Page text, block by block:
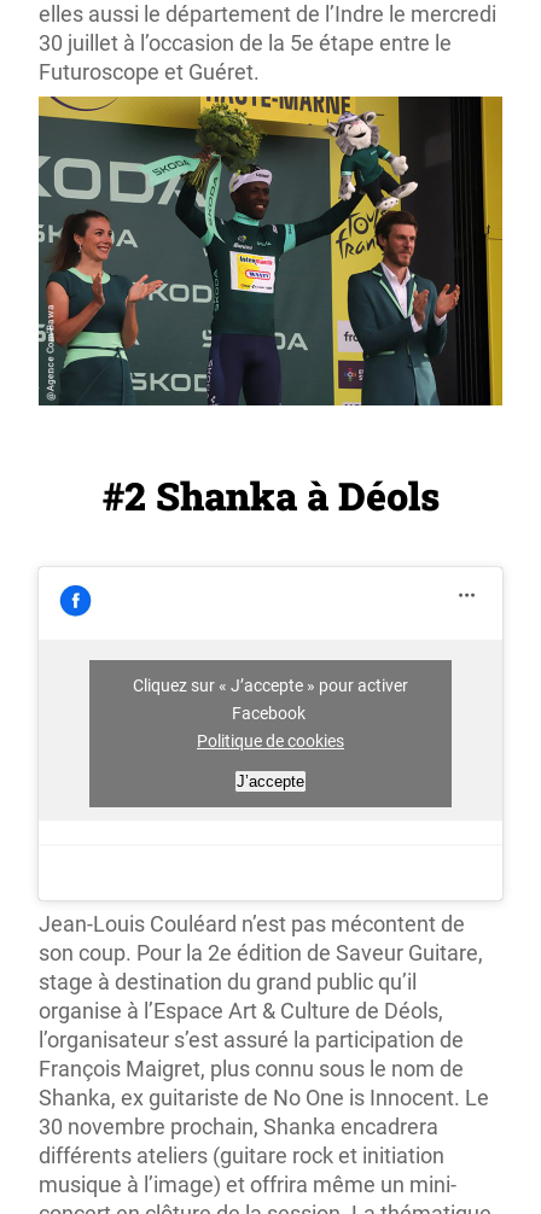
elles aussi le département de l’Indre le mercredi
30 juillet à l’occasion de la 5e étape entre le
Futuroscope et Guéret.
#2 Shanka à Déols
Cliquez sur « J’accepte » pour activer
Facebook
Politique de cookies
J’accepte
Jean-Louis Couléard n’est pas mécontent de
son coup. Pour la 2e édition de Saveur Guitare,
stage à destination du grand public qu’il
organise à l’Espace Art & Culture de Déols,
l’organisateur s’est assuré la participation de
François Maigret, plus connu sous le nom de
Shanka, ex guitariste de No One is Innocent. Le
30 novembre prochain, Shanka encadrera
différents ateliers (guitare rock et initiation
musique à l’image) et offrira même un mini-